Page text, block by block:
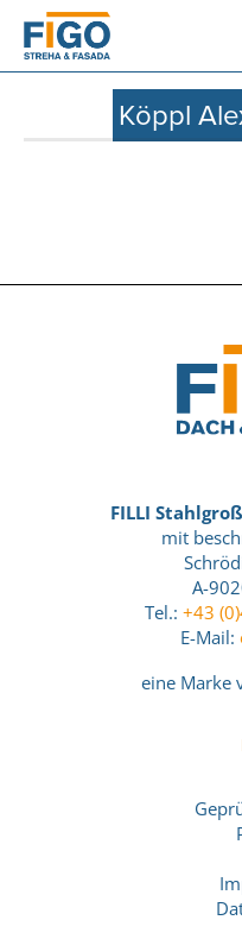
Köppl
FILLI
mit
A-
Tel.: +43
E-Mail:
eine Marke